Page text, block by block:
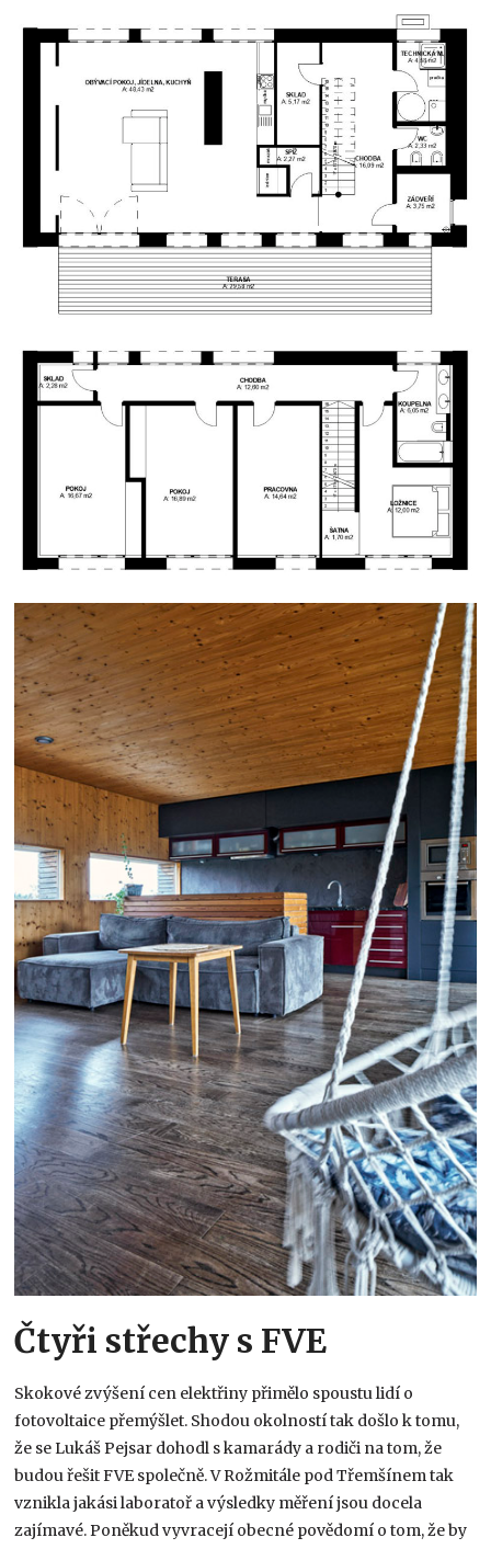
Čtyři střechy s FVE
Skokové zvýšení cen elektřiny přimělo spoustu lidí o
fotovoltaice přemýšlet. Shodou okolností tak došlo k tomu,
že se Lukáš Pejsar dohodl s kamarády a rodiči na tom, že
budou řešit FVE společně. V Rožmitále pod Třemšínem tak
vznikla jakási laboratoř a výsledky měření jsou docela
zajímavé. Poněkud vyvracejí obecné povědomí o tom, že by